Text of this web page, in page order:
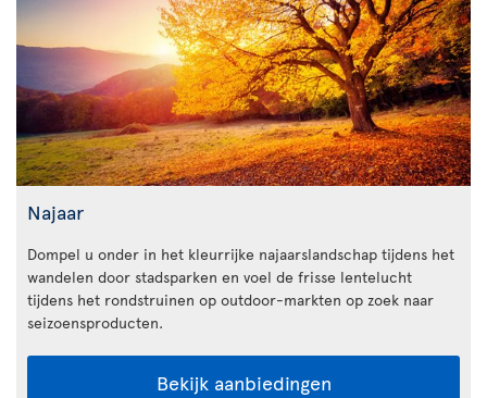
Najaar
Dompel u onder in het kleurrijke najaarslandschap tijdens het
wandelen door stadsparken en voel de frisse lentelucht
tijdens het rondstruinen op outdoor-markten op zoek naar
seizoensproducten.
Bekijk aanbiedingen